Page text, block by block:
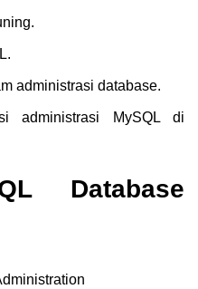
administrasi database.
administrasi MySQL di
Database